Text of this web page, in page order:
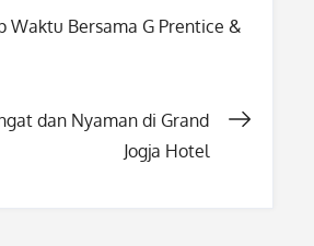
Waktu Bersama G Prentice &
dan Nyaman di Grand
Jogja Hotel